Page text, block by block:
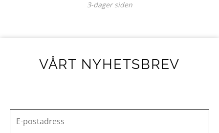
3-dager siden
VÅRT NYHETSBREV